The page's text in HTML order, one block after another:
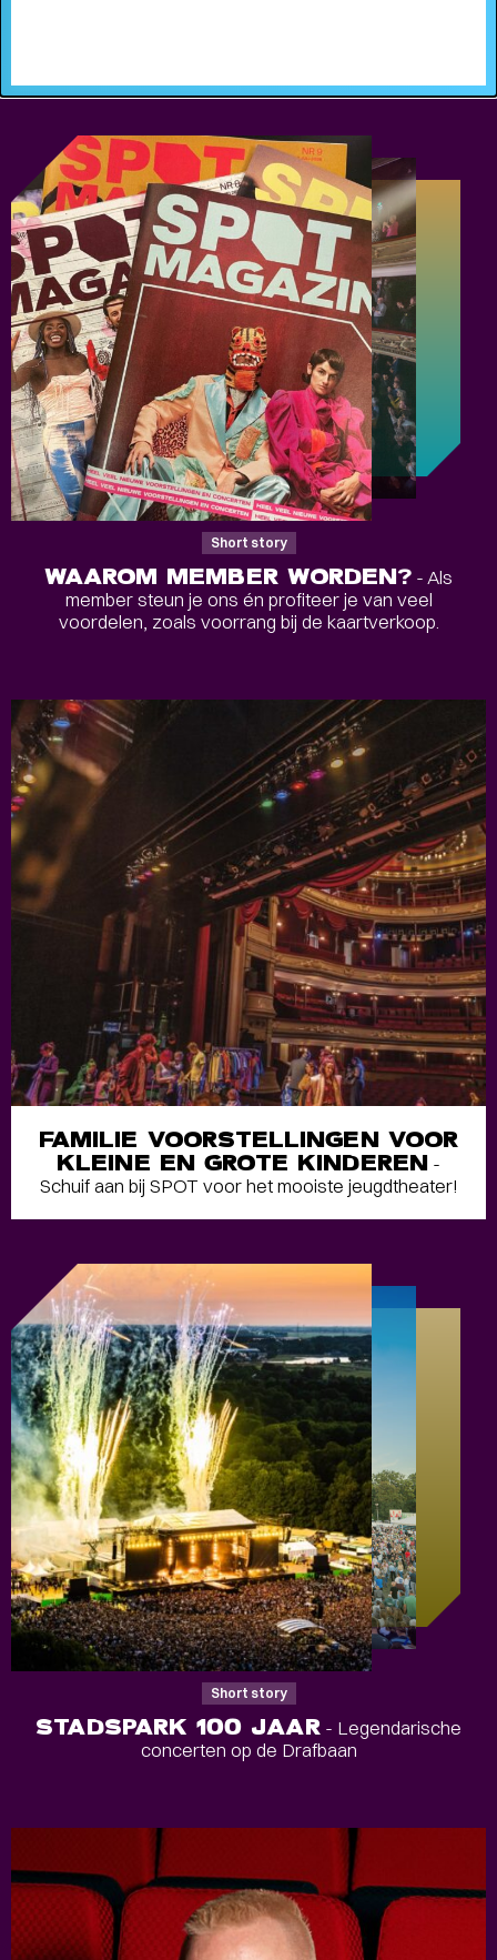
Short story
WAAROM MEMBER WORDEN? - Als
member steun je ons én profiteer je van veel
voordelen, zoals voorrang bij de kaartverkoop.
FAMILIE VOORSTELLINGEN VOOR
KLEINE EN GROTE KINDEREN -
Schuif aan bij SPOT voor het mooiste jeugdtheater!
Short story
STADSPARK 100 JAAR - Legendarische
concerten op de Drafbaan